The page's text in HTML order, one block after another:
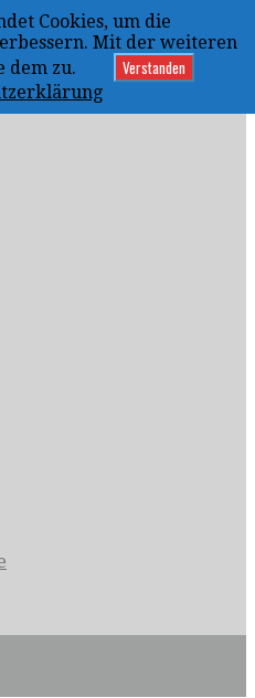
Cookies, um die
Mit der weiteren
dem zu.
Verstanden